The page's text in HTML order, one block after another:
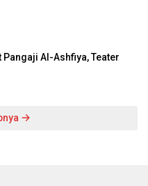
Pangaji Al-Ashfiya, Teater